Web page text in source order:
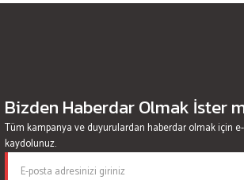
Bizden Haberdar Olmak İster
Tüm kampanya ve duyurulardan haberdar olmak için
kaydolunuz.